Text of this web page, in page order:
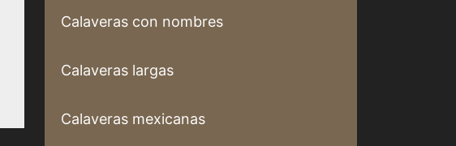
Calaveras con nombres
Calaveras largas
Calaveras mexicanas